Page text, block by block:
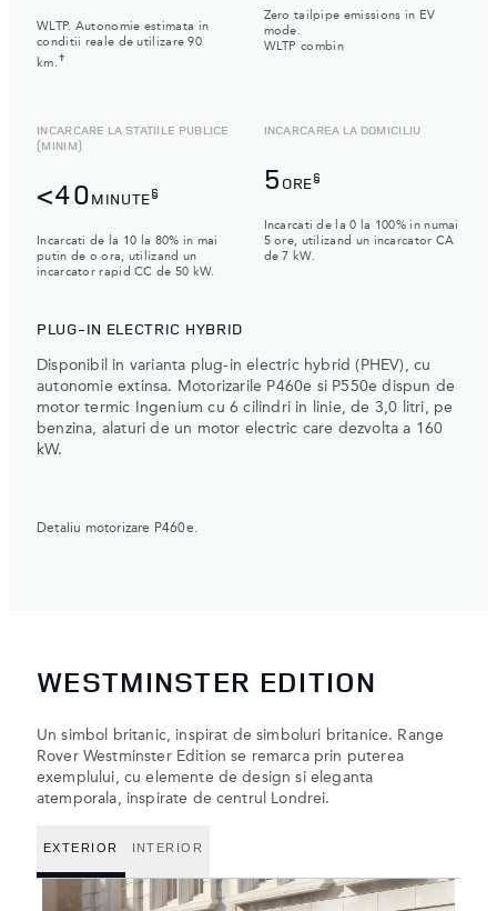
WLTP. Autonomie estimata in
conditii reale de utilizare 90
km. ✝
Zero tailpipe emissions in EV
mode.
WLTP combin
INCARCARE LA STATIILE PUBLICE
(MINIM)
<40MINUTE§
Incarcati de la 10 la 80% in mai
putin de o ora, utilizand un
incarcator rapid CC de 50 kW.
INCARCAREA LA DOMICILIU
5 ORE§
Incarcati de la 0 la 100% in numai
5 ore, utilizand un incarcator CA
de 7 kW.
PLUG-IN ELECTRIC HYBRID
Disponibil in varianta plug-in electric hybrid (PHEV), cu
autonomie extinsa. Motorizarile P460e si P550e dispun de
motor termic Ingenium cu 6 cilindri in linie, de 3,0 litri, pe
benzina, alaturi de un motor electric care dezvolta a 160
kW.
Detaliu motorizare P460e.
WESTMINSTER EDITION
Un simbol britanic, inspirat de simboluri britanice. Range
Rover Westminster Edition se remarca prin puterea
exemplului, cu elemente de design si eleganta
atemporala, inspirate de centrul Londrei.
EXTERIOR INTERIOR